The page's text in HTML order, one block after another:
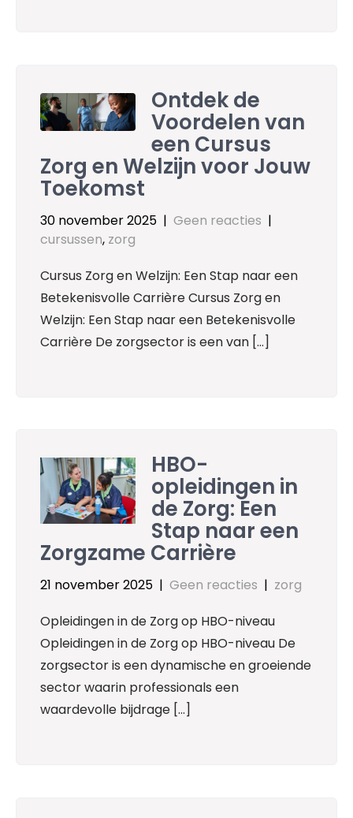
Ontdek de
Voordelen van
een Cursus
Zorg en Welzijn voor Jouw
Toekomst
30 november 2025 | Geen reacties |
cursussen, zorg
Cursus Zorg en Welzijn: Een Stap naar een
Betekenisvolle Carrière Cursus Zorg en
Welzijn: Een Stap naar een Betekenisvolle
Carrière De zorgsector is een van […]
HBO-
opleidingen in
de Zorg: Een
Stap naar een
Zorgzame Carrière
21 november 2025 | Geen reacties | zorg
Opleidingen in de Zorg op HBO-niveau
Opleidingen in de Zorg op HBO-niveau De
zorgsector is een dynamische en groeiende
sector waarin professionals een
waardevolle bijdrage […]